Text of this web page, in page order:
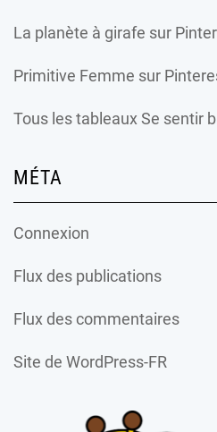
La planète à girafe sur
Primitive Femme sur
Tous les tableaux Se sentir
MÉTA
Connexion
Flux des publications
Flux des commentaires
Site de WordPress-FR